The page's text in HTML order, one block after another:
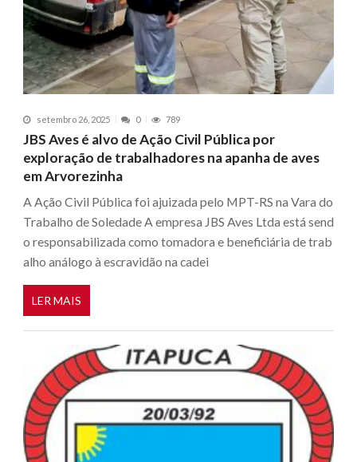
setembro 26, 2025 0 789
JBS Aves é alvo de Ação Civil Pública por
exploração de trabalhadores na apanha de aves
em Arvorezinha
A Ação Civil Pública foi ajuizada pelo MPT-RS na Vara do
Trabalho de Soledade A empresa JBS Aves Ltda está send
o responsabilizada como tomadora e beneficiária de trab
alho análogo à escravidão na cadei
LER MAIS